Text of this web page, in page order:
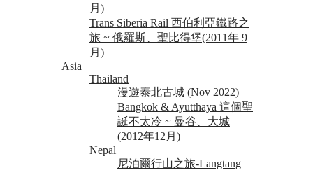
月)
Trans Siberia Rail 西伯利亞鐵路之
旅 ~ 俄羅斯、聖比得堡(2011年 9
月)
Asia
Thailand
漫遊泰北古城 (Nov 2022)
Bangkok & Ayutthaya 這個聖
誕不太冷 ~ 曼谷、大城
(2012年12月)
Nepal
尼泊爾行山之旅-Langtang